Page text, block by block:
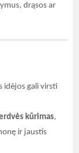
drąsos ar
idėjos gali virsti
kūrimas,
ir jaustis